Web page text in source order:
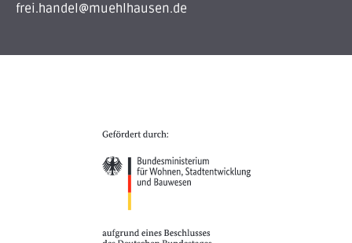
frei.handel@muehlhausen.de